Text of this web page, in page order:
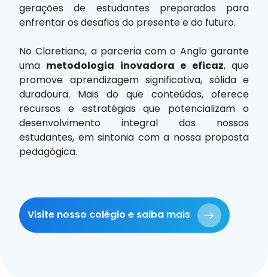
gerações de estudantes preparados para
enfrentar os desafios do presente e do futuro.
No Claretiano, a parceria com o Anglo garante
uma metodologia inovadora e eficaz, que
promove aprendizagem significativa, sólida e
duradoura. Mais do que conteúdos, oferece
recursos e estratégias que potencializam o
desenvolvimento integral dos nossos
estudantes, em sintonia com a nossa proposta
pedagógica.
Visite nosso colégio e saiba mais